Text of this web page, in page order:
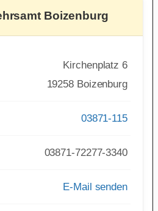
Boizenburg
Kirchenplatz 6
19258 Boizenburg
03871-115
03871-72277-3340
E-Mail senden